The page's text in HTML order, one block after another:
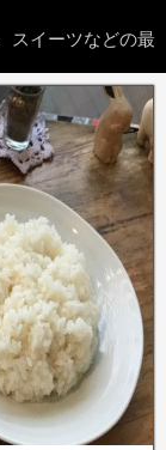
スイーツなどの最